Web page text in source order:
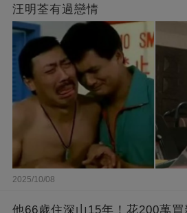
汪明荃有過戀情
2025/10/08
他66歲住深山15年！花200萬